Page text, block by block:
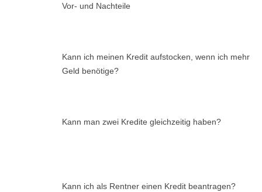
Vor- und Nachteile
Kann ich meinen Kredit aufstocken, wenn ich mehr
Geld benötige?
Kann man zwei Kredite gleichzeitig haben?
Kann ich als Rentner einen Kredit beantragen?